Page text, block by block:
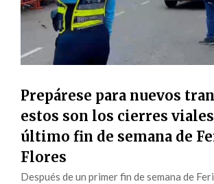
Prepárese para nuevos
estos son los cierres
último fin de semana de
Flores
Después de un primer fin de semana de